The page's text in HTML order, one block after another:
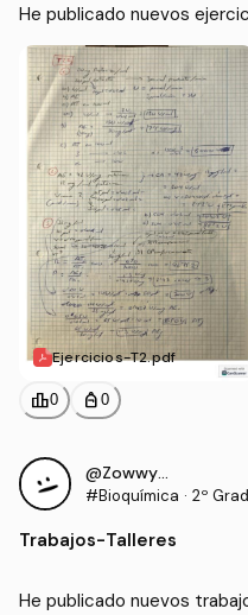
He publicado nuevos
Ejercicios-T2.pdf
leaderboard0 personal_bag 0
@ZowwyMowwy
#Bioquímica · 2º
Trabajos-Talleres
He publicado nuevos